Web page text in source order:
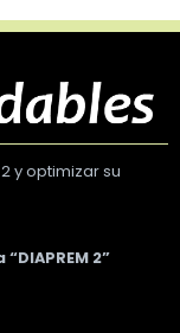
y optimizar su
2”